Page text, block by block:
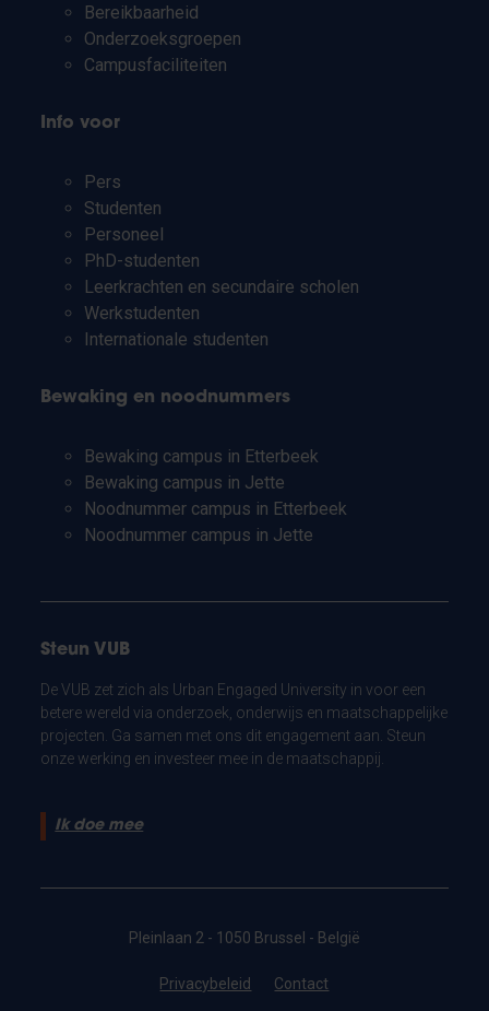
Bereikbaarheid
Onderzoeksgroepen
Campusfaciliteiten
Info voor
Pers
Studenten
Personeel
PhD-studenten
Leerkrachten en secundaire scholen
Werkstudenten
Internationale studenten
Bewaking en noodnummers
Bewaking campus in Etterbeek
Bewaking campus in Jette
Noodnummer campus in Etterbeek
Noodnummer campus in Jette
Steun VUB
De VUB zet zich als Urban Engaged University in voor een
betere wereld via onderzoek, onderwijs en maatschappelijke
projecten. Ga samen met ons dit engagement aan. Steun
onze werking en investeer mee in de maatschappij.
Ik doe mee
Pleinlaan 2 - 1050 Brussel - België
Privacybeleid Contact